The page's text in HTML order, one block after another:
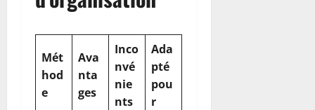
Mét
hod
e
Ava
nta
ges
Inco
nvé
nie
nts
Ada
pté
pou
r